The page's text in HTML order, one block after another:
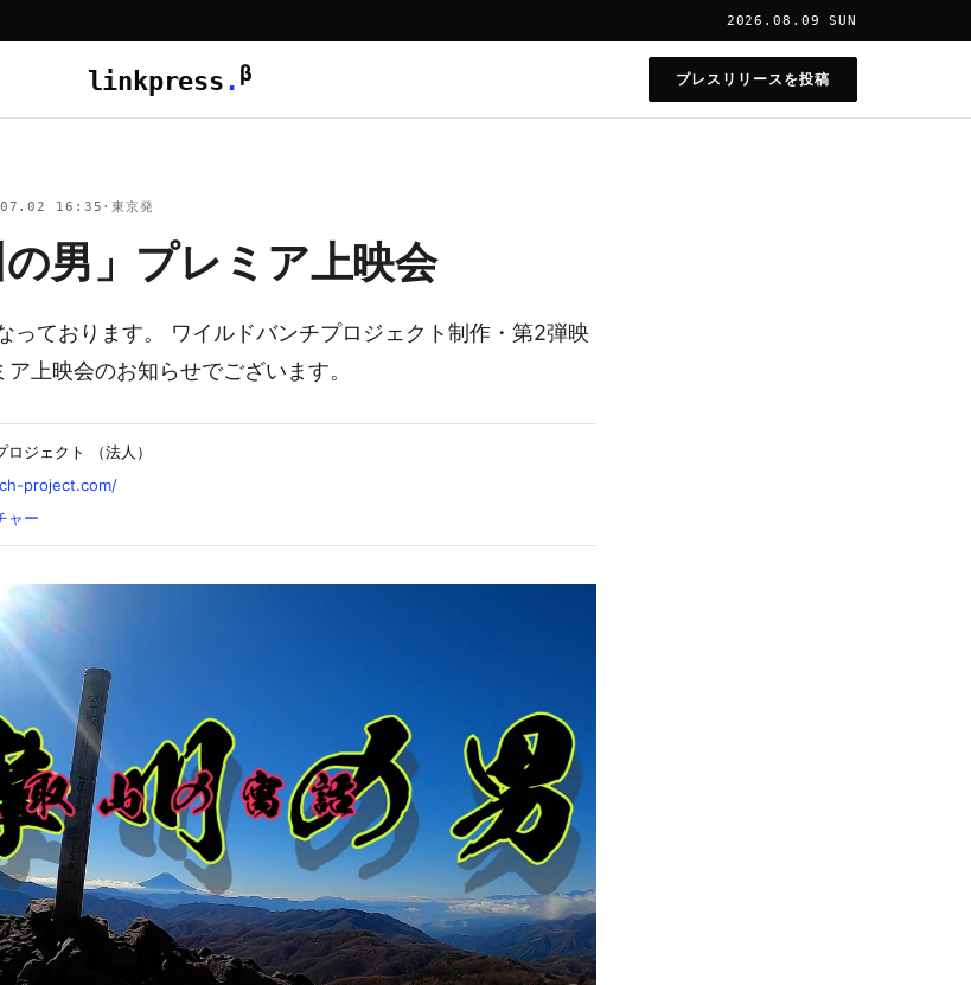
2026.08.09 SUN
linkpress . β プレスリリースを投稿
16:35 ·東京発
男」プレミア上映会
っております。 ワイルドバンチプロジェクト制作・第2弾映
上映会のお知らせでございます。
ジェクト （法人）
project.com/
ャー